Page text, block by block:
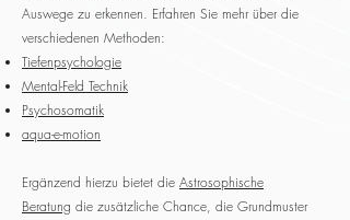
Auswege zu erkennen. Erfahren Sie mehr über die
verschiedenen Methoden:
Tiefenpsychologie
Mental-Feld Technik
Psychosomatik
aqua-e-motion
Ergänzend hierzu bietet die Astrosophische
Beratung die zusätzliche Chance, die Grundmuster